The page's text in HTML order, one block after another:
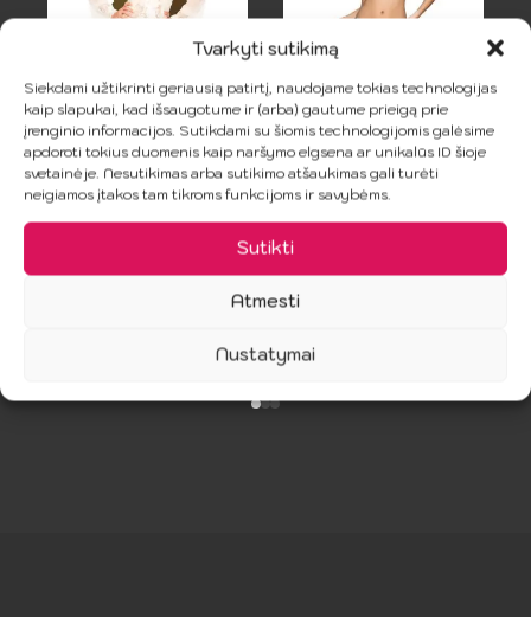
Tvarkyti sutikimą
Siekdami užtikrinti geriausią patirtį, naudojame tokias technologijas
kaip slapukai, kad išsaugotume ir (arba) gautume prieigą prie
įrenginio informacijos. Sutikdami su šiomis technologijomis galėsime
apdoroti tokius duomenis kaip naršymo elgsena ar unikalūs ID šioje
svetainėje. Nesutikimas arba sutikimo atšaukimas gali turėti
neigiamos įtakos tam tikroms funkcijoms ir savybėms.
Sutikti
Atmesti
Nustatymai
PENTHOUSE –
Balta Hipnotinė
Babydoll S/L
18.99€
Original
price
9.49€
Current
price
SUBBLIME –
Liemenėlės ir
kelnaitės
komplektas
L/XL
21.99€